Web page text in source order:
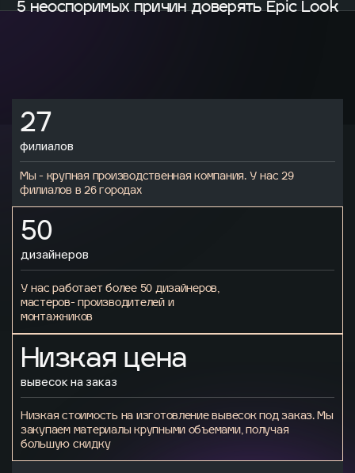
5 неоспоримых причиндоверять Epic Look
27
филиалов
Мы - крупная производственная компания. У нас 29
филиалов в 26 городах
50
дизайнеров
У нас работает более 50 дизайнеров,
мастеров- производителей и
монтажников
Низкая цена
вывесок на заказ
Низкая стоимость на изготовление вывесок под заказ. Мы
закупаем материалы крупными объемами, получая
большую скидку